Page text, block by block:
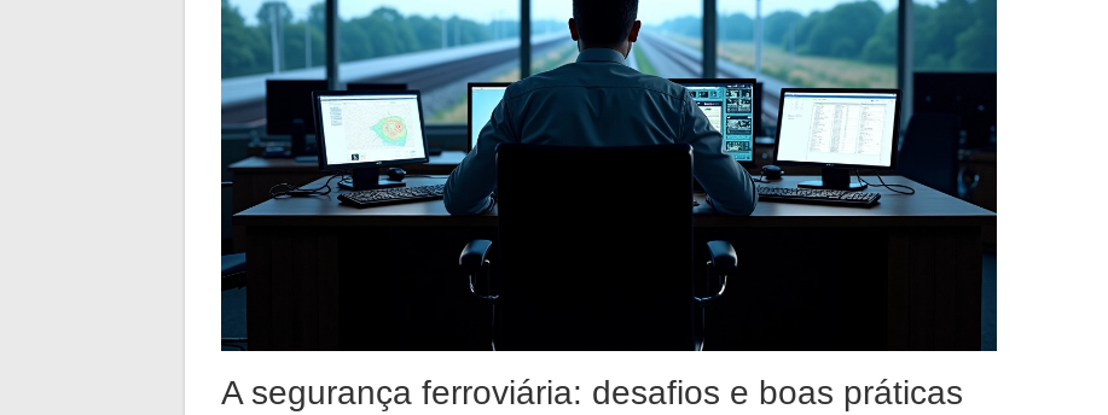
A segurança ferroviária: desafios e boas práticas